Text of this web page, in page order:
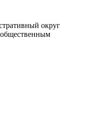
округ